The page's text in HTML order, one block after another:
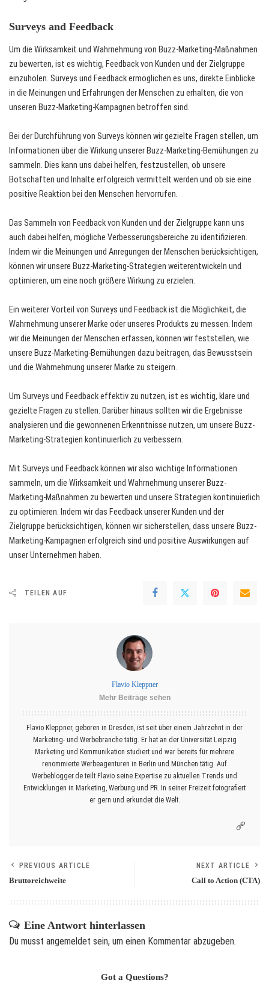
Surveys and Feedback
Um die Wirksamkeit und Wahrnehmung von Buzz-Marketing-Maßnahmen
zu bewerten, ist es wichtig, Feedback von Kunden und der Zielgruppe
einzuholen. Surveys und Feedback ermöglichen es uns, direkte Einblicke
in die Meinungen und Erfahrungen der Menschen zu erhalten, die von
unseren Buzz-Marketing-Kampagnen betroffen sind.
Bei der Durchführung von Surveys können wir gezielte Fragen stellen, um
Informationen über die Wirkung unserer Buzz-Marketing-Bemühungen zu
sammeln. Dies kann uns dabei helfen, festzustellen, ob unsere
Botschaften und Inhalte erfolgreich vermittelt werden und ob sie eine
positive Reaktion bei den Menschen hervorrufen.
Das Sammeln von Feedback von Kunden und der Zielgruppe kann uns
auch dabei helfen, mögliche Verbesserungsbereiche zu identifizieren.
Indem wir die Meinungen und Anregungen der Menschen berücksichtigen,
können wir unsere Buzz-Marketing-Strategien weiterentwickeln und
optimieren, um eine noch größere Wirkung zu erzielen.
Ein weiterer Vorteil von Surveys und Feedback ist die Möglichkeit, die
Wahrnehmung unserer Marke oder unseres Produkts zu messen. Indem
wir die Meinungen der Menschen erfassen, können wir feststellen, wie
unsere Buzz-Marketing-Bemühungen dazu beitragen, das Bewusstsein
und die Wahrnehmung unserer Marke zu steigern.
Um Surveys und Feedback effektiv zu nutzen, ist es wichtig, klare und
gezielte Fragen zu stellen. Darüber hinaus sollten wir die Ergebnisse
analysieren und die gewonnenen Erkenntnisse nutzen, um unsere Buzz-
Marketing-Strategien kontinuierlich zu verbessern.
Mit Surveys und Feedback können wir also wichtige Informationen
sammeln, um die Wirksamkeit und Wahrnehmung unserer Buzz-
Marketing-Maßnahmen zu bewerten und unsere Strategien kontinuierlich
zu optimieren. Indem wir das Feedback unserer Kunden und der
Zielgruppe berücksichtigen, können wir sicherstellen, dass unsere Buzz-
Marketing-Kampagnen erfolgreich sind und positive Auswirkungen auf
unser Unternehmen haben.
TEILEN AUF
Flavio Kleppner
Mehr Beiträge sehen
Flavio Kleppner, geboren in Dresden, ist seit über einem Jahrzehnt in der
Marketing- und Werbebranche tätig. Er hat an der Universität Leipzig
Marketing und Kommunikation studiert und war bereits für mehrere
renommierte Werbeagenturen in Berlin und München tätig. Auf
Werbeblogger.de teilt Flavio seine Expertise zu aktuellen Trends und
Entwicklungen in Marketing, Werbung und PR. In seiner Freizeit fotografiert
er gern und erkundet die Welt.
PREVIOUS ARTICLE
Bruttoreichweite
NEXT ARTICLE
Call to Action (CTA)
Eine Antwort hinterlassen
Du musst angemeldet sein, um einen Kommentar abzugeben.
Got a Questions?